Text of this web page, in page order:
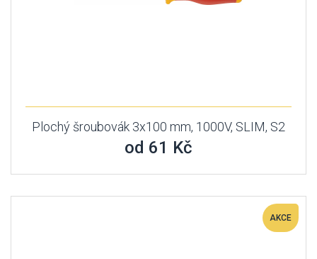
Plochý šroubovák 3x100 mm, 1000V, SLIM, S2
od 61 Kč
AKCE